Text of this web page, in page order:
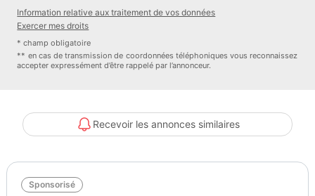
déclenchement 180 km/h 112 mph
- Bouton démarrage
- Rangement réfrigéré boîte à gants
- Récupération d énergie au freinage moteur
- Rétroviseurs rabattables électriquement
- Sièges AR banquette
- assise fixe
- rabattables 2/3-1/3
Information relative aux traitement de vos données
Exercer mes droits
* champ obligatoire
** en cas de transmission de coordonnées téléphoniques vous reconnaissez
accepter expressément d’être rappelé par l’annonceur.
Recevoir les annonces similaires
Sponsorisé